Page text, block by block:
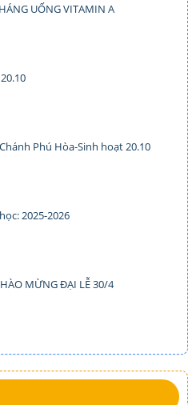
UỐNG VITAMIN A
Phú Hòa-Sinh hoạt 20.10
2025-2026
MỪNG ĐẠI LỄ 30/4